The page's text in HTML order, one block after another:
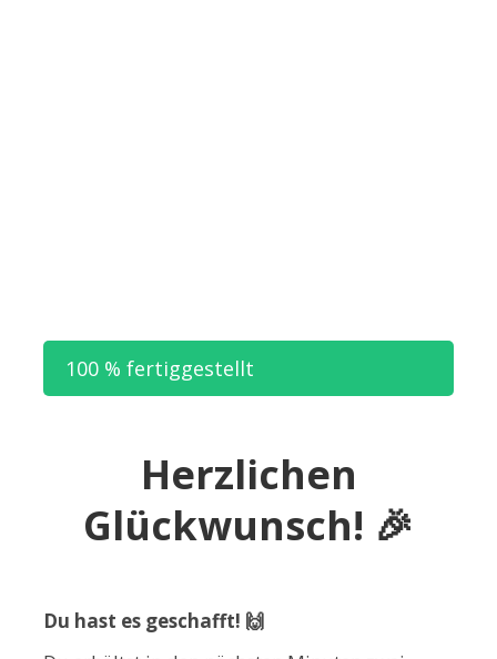
100 % fertiggestellt
Herzlichen
Glückwunsch! 🎉
Du hast es geschafft! 🙌